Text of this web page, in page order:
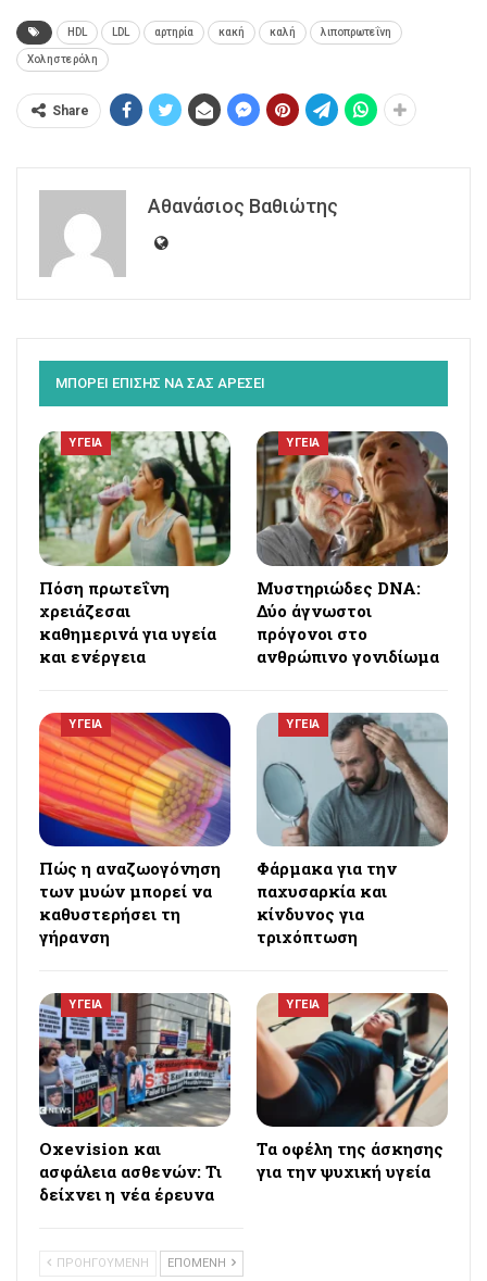
HDL LDL αρτηρία κακή καλή λιποπρωτεΐνη
Χοληστερόλη
Share
Αθανάσιος Βαθιώτης
ΜΠΟΡΕΙ ΕΠΙΣΗΣ ΝΑ ΣΑΣ ΑΡΕΣΕΙ
ΥΓΕΙΑ
Πόση πρωτεΐνη
χρειάζεσαι
καθημερινά για υγεία
και ενέργεια
ΥΓΕΙΑ
Μυστηριώδες DNA:
Δύο άγνωστοι
πρόγονοι στο
ανθρώπινο γονιδίωμα
ΥΓΕΙΑ
Πώς η αναζωογόνηση
των μυών μπορεί να
καθυστερήσει τη
γήρανση
ΥΓΕΙΑ
Φάρμακα για την
παχυσαρκία και
κίνδυνος για
τριχόπτωση
ΥΓΕΙΑ
Oxevision και
ασφάλεια ασθενών: Τι
δείχνει η νέα έρευνα
ΥΓΕΙΑ
Τα οφέλη της άσκησης
για την ψυχική υγεία
ΠΡΟΗΓΟΥΜΕΝΗ ΕΠΟΜΕΝΗ